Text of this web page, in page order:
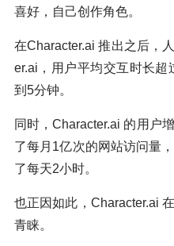
喜好，自己创作角色。
在Character.ai 推出之后，
er.ai，用户平均交互时长超
到5分钟。
同时，Character.ai 的用户
了每月1亿次的网站访问量
了每天2小时。
也正因如此，Character.ai
青睐。